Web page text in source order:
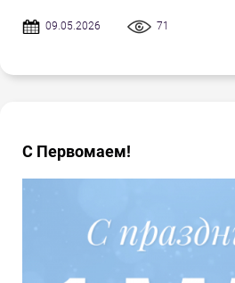
09.05.2026 71
С Первомаем!